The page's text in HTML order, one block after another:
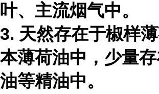
叶、主流烟气中。
3. 天然存在于椒样
本薄荷油中，少量
油等精油中。